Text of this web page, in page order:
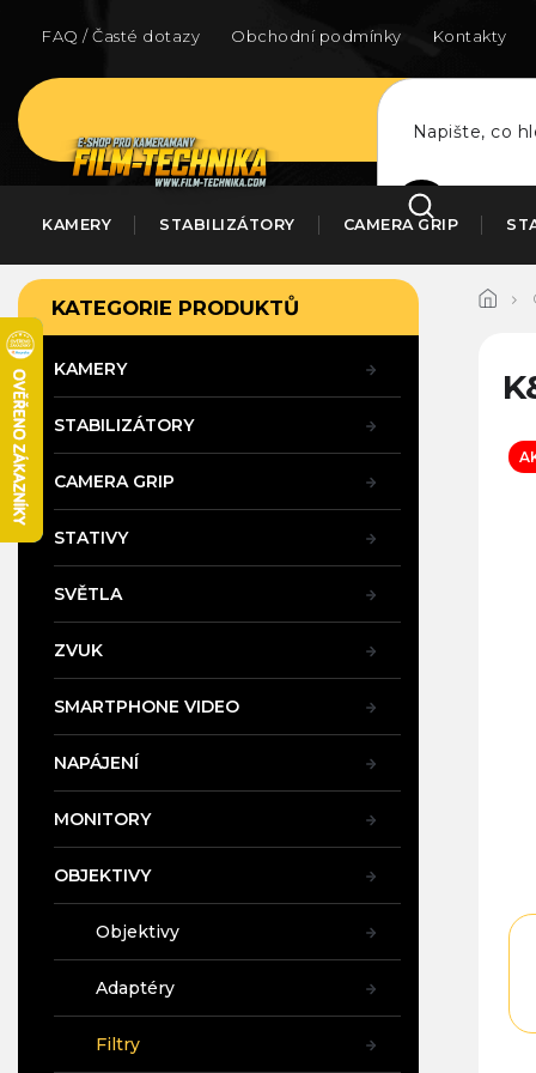
FAQ / Časté dotazy Obchodní podmínky Kontakty
HLEDAT
KAMERY STABILIZÁTORY CAMERA GRIP
P
o
s
t
r
a
n
n
í
p
Přeskočit
kategorie
KATEGORIE PRODUKTŮ
KAMERY
STABILIZÁTORY
CAMERA GRIP
STATIVY
SVĚTLA
ZVUK
SMARTPHONE VIDEO
NAPÁJENÍ
MONITORY
OBJEKTIVY
Objektivy
Adaptéry
Filtry